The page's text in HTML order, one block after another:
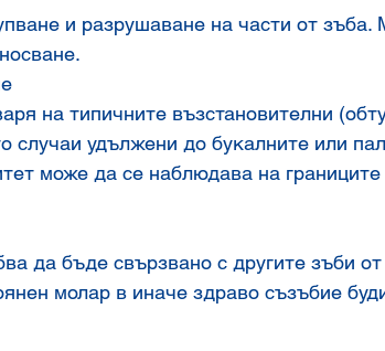
и разрушаване на части от зъба.
на типичните възстановителни
случаи удължени до букалните или
може да се наблюдава на границите
да бъде свързвано с другите зъби
молар в иначе здраво съзъбие